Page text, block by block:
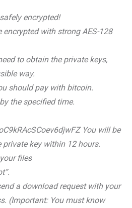
encrypted!
with strong AES-128
to obtain the private keys,
way.
should pay with bitcoin.
the specified time.
You will be
key within 12 hours.
files
a download request with your
(Important: You must know